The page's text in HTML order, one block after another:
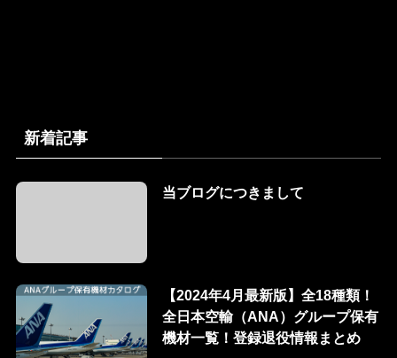
新着記事
当ブログにつきまして
【2024年4月最新版】全18種類！
全日本空輸（ANA）グループ保有
機材一覧！登録退役情報まとめ